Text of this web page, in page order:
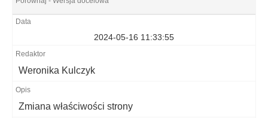
2024-05-16 11:33:55
Weronika Kulczyk
Zmiana właściwości strony